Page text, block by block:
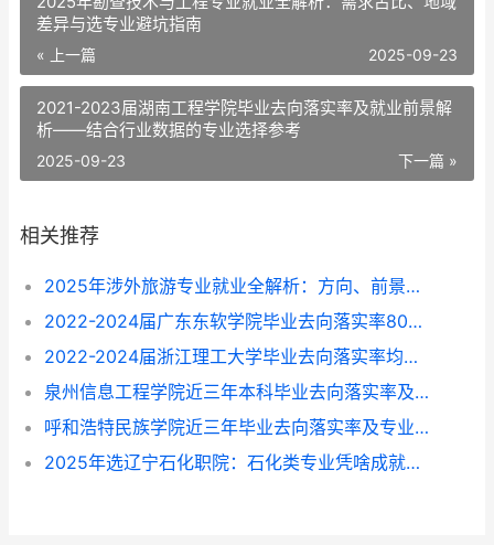
差异与选专业避坑指南
« 上一篇 2025-09-23
2021-2023届湖南工程学院毕业去向落实率及就业前景解
析——结合行业数据的专业选择参考
下一篇 »
2025-09-23
相关推荐
2025年涉外旅游专业就业全解析：方向、前景与选择指南
2022-2024届广东东软学院毕业去向落实率80%-87%，这些专业找工作更顺？
2022-2024届浙江理工大学毕业去向落实率均超96%，就业方向与专业选择指南
泉州信息工程学院近三年本科毕业去向落实率及专业就业前景解析（2022-2024）
呼和浩特民族学院近三年毕业去向落实率及专业就业情况解析（2022-2024）
2025年选辽宁石化职院：石化类专业凭啥成就业“香饽饽”？附专业挑拣指南